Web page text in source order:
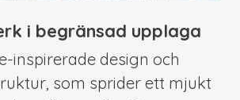
i begränsad upplaga
inspirerade design och
som sprider ett mjukt